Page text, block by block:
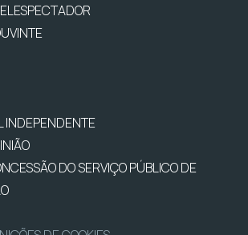
INDEPENDENTE
DO SERVIÇO PÚBLICO DE